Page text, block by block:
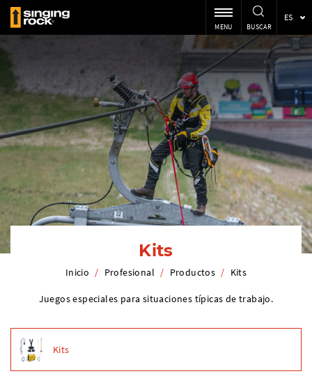
ES
MENU BUSCAR
Kits
Inicio / Profesional / Productos / Kits
Juegos especiales para situaciones típicas de trabajo.
Kits